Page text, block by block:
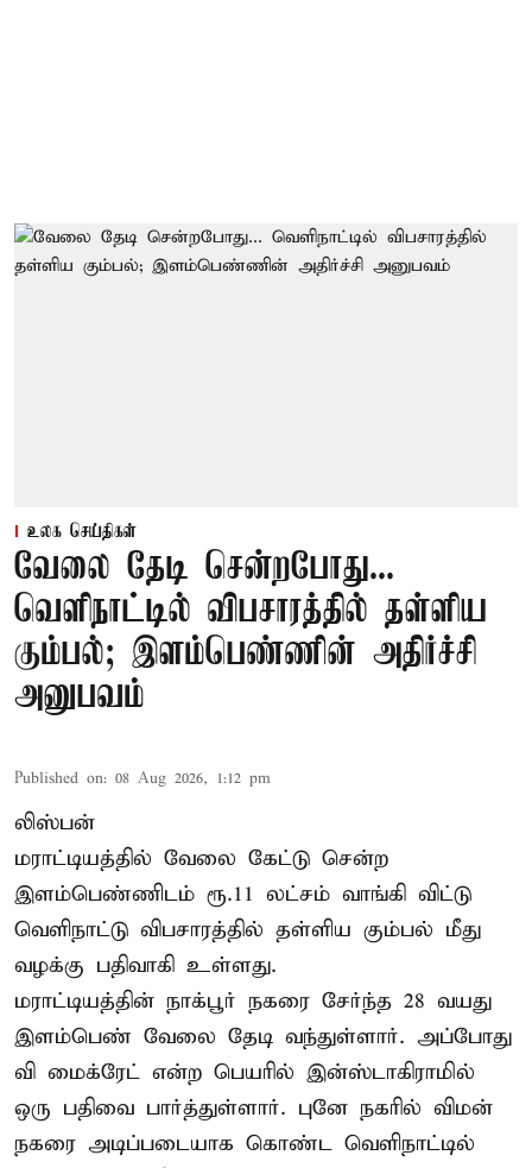
உலக செய்திகள்
வேலை தேடி சென்றபோது...
வெளிநாட்டில் விபசாரத்தில் தள்ளிய
கும்பல்; இளம்பெண்ணின் அதிர்ச்சி
அனுபவம்
Published on: 08 Aug 2026, 1:12 pm
லிஸ்பன்
மராட்டியத்தில் வேலை கேட்டு சென்ற
இளம்பெண்ணிடம் ரூ.11 லட்சம் வாங்கி விட்டு
வெளிநாட்டு விபசாரத்தில் தள்ளிய கும்பல் மீது
வழக்கு பதிவாகி உள்ளது.
மராட்டியத்தின் நாக்பூர் நகரை சேர்ந்த 28 வயது
இளம்பெண் வேலை தேடி வந்துள்ளார். அப்போது
வி மைக்ரேட் என்ற பெயரில் இன்ஸ்டாகிராமில்
ஒரு பதிவை பார்த்துள்ளார். புனே நகரில் விமன்
நகரை அடிப்படையாக கொண்ட வெளிநாட்டில்